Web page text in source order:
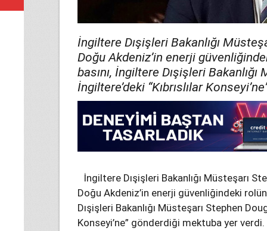
İngiltere Dışişleri Bakanlığı
Doğu Akdeniz’in enerji
basını, İngiltere Dışişleri
İngiltere’deki “Kıbrıslılar
İngiltere Dışişleri Bakanlığı Müsteşarı
Doğu Akdeniz’in enerji güvenliğindeki
Dışişleri Bakanlığı Müsteşarı Stephen
Konseyi’ne” gönderdiği mektuba yer verdi.